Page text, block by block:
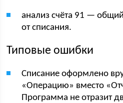
анализ счёта 91 —
от списания.
Типовые ошибки
Списание оформлено
«Операцию» вместо
Программа не отразит